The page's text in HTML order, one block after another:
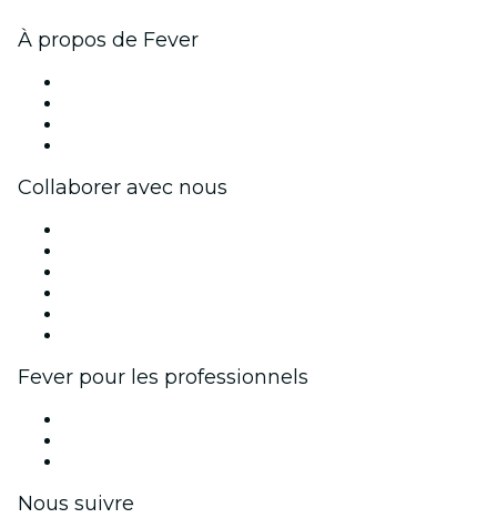
À propos de Fever
Collaborer avec nous
Fever pour les professionnels
Nous suivre